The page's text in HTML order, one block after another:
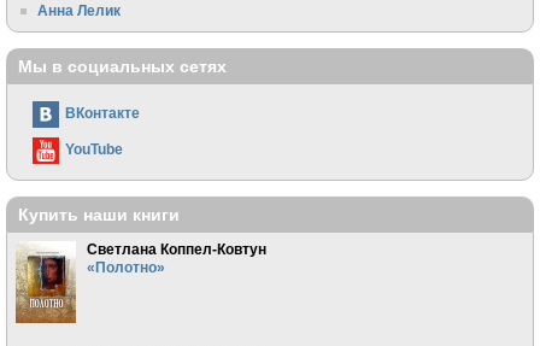
Анна Лелик
Мы в социальных сетях
ВКонтакте
YouTube
Купить наши книги
Светлана Коппел-Ковтун
«Полотно»